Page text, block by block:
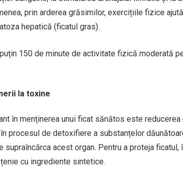
prin arderea grăsimilor, exercițiile fizice
hepatică (ficatul gras).
150 de minute de activitate fizică moderată
la toxine
în menținerea unui ficat sănătos este
procesul de detoxifiere a substanțelor
supraîncărca acest organ. Pentru a proteja
cu ingrediente sintetice.